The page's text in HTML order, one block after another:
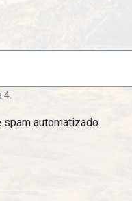
automatizado.